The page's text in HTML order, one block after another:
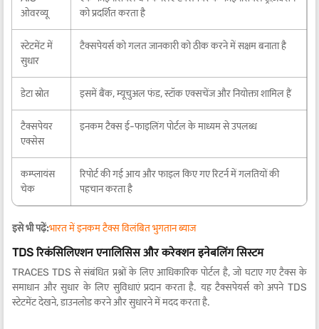
ओवरव्यू
को प्रदर्शित करता है
स्टेटमेंट में
सुधार
टैक्सपेयर्स को गलत जानकारी को ठीक करने में सक्षम बनाता है
डेटा स्रोत इसमें बैंक, म्यूचुअल फंड, स्टॉक एक्सचेंज और नियोक्ता शामिल हैं
टैक्सपेयर
एक्सेस
इनकम टैक्स ई-फाइलिंग पोर्टल के माध्यम से उपलब्ध
कम्प्लायंस
चेक
रिपोर्ट की गई आय और फाइल किए गए रिटर्न में गलतियों की
पहचान करता है
इसे भी पढ़ें:भारत में इनकम टैक्स विलंबित भुगतान ब्याज
TDS रिकंसिलिएशन एनालिसिस और करेक्शन इनेबलिंग सिस्टम
TRACES TDS से संबंधित प्रश्नों के लिए आधिकारिक पोर्टल है, जो घटाए गए टैक्स के
समाधान और सुधार के लिए सुविधाएं प्रदान करता है. यह टैक्सपेयर्स को अपने TDS
स्टेटमेंट देखने, डाउनलोड करने और सुधारने में मदद करता है.